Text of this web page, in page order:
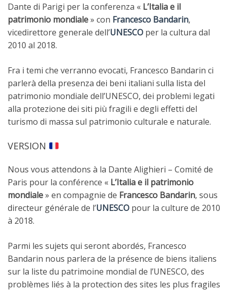
Dante di Parigi per la conferenza « L’Italia e il
patrimonio mondiale» con Francesco Bandarin,
vicedirettore generale dell’UNESCO per la cultura dal
2010 al 2018.
Fra i temi che verranno evocati, Francesco Bandarin ci
parlerà della presenza dei beni italiani sulla lista del
patrimonio mondiale dell’UNESCO, dei problemi legati
alla protezione dei siti più fragili e degli effetti del
turismo di massa sul patrimonio culturale e naturale.
VERSION
Nous vous attendons à la Dante Alighieri – Comité de
Paris pour la conférence « L’Italia e il patrimonio
mondiale» en compagnie de Francesco Bandarin, sous
directeur générale de l’UNESCO pour la culture de 2010
à 2018.
Parmi les sujets qui seront abordés, Francesco
Bandarin nous parlera de la présence de biens italiens
sur la liste du patrimoine mondial de l’UNESCO, des
problèmes liés à la protection des sites les plus fragiles